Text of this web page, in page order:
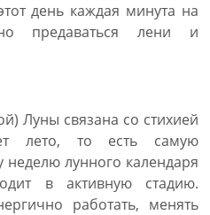
день каждая минута на
предаваться лени и
Луны связана со стихией
лето, то есть самую
неделю лунного календаря
в активную стадию.
работать, менять